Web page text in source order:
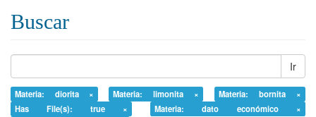
Buscar
Ir
Materia: diorita × Materia: limonita ×
Materia: bornita ×
Has File(s): true ×
Materia: dato económico ×